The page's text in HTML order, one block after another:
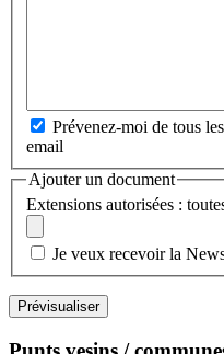
Prévenez-moi de tous
email
Ajouter un document
Extensions autorisées :
Je veux recevoir la